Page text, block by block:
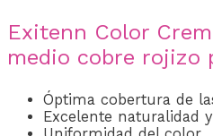
Exitenn Color
medio cobre rojizo
Óptima cobertura de
Excelente naturalidad